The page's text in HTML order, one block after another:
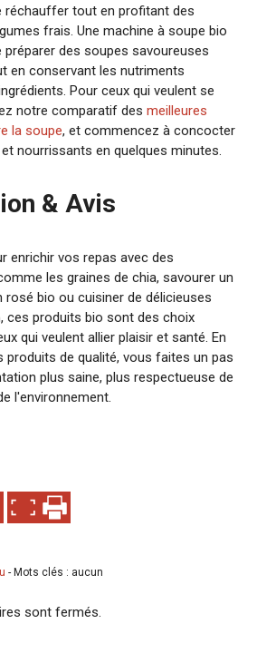
réchauffer tout en profitant des
frais. Une machine à soupe bio
préparer des soupes savoureuses
en conservant les nutriments
Pour ceux qui veulent se
notre comparatif desmeilleures
la soupe, et commencez à concocter
nourrissants en quelques minutes.
& Avis
enrichir vos repas avec des
les graines de chia, savourer un
rosé bio ou cuisiner de délicieuses
ces produits bio sont des choix
qui veulent allier plaisir et santé. En
produits de qualité, vous faites un pas
plus saine, plus respectueuse de
l'environnement.
- Mots clés : aucun
sont fermés.